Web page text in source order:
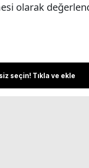
olarak
seçin! Tıkla ve ekle